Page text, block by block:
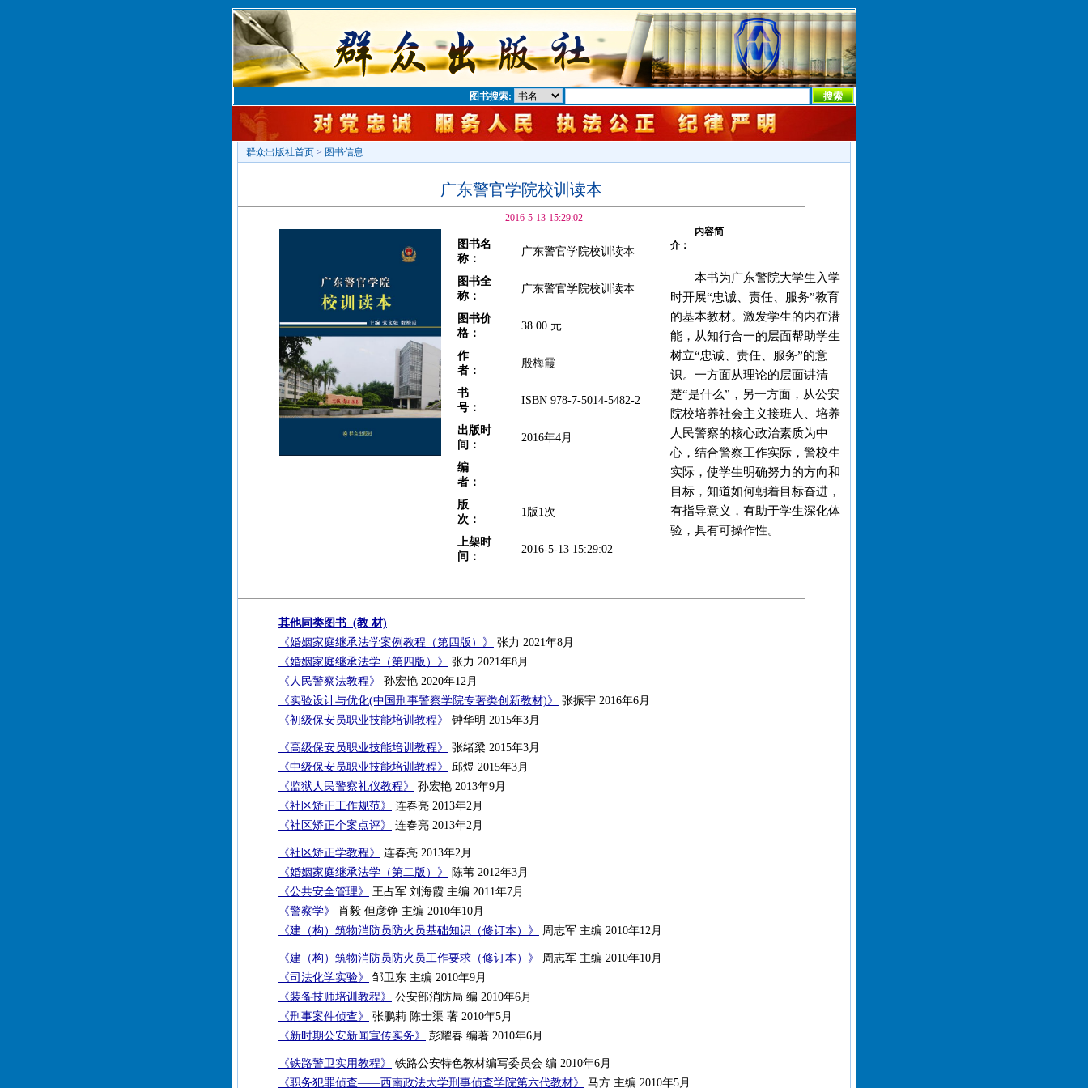
图书搜索:
群众出版社首页 > 图书信息
广东警官学院校训读本
2016-5-13 15:29:02
图书名
称：
广东警官学院校训读本
图书全
称：
广东警官学院校训读本
图书价
格：
38.00 元
作
者：
殷梅霞
书
号：
ISBN 978-7-5014-5482-2
出版时
间：
2016年4月
编
者：
版
次：
1版1次
上架时
间：
2016-5-13 15:29:02
内容简
介：
本书为广东警院大学生入学
时开展“忠诚、责任、服务”教育
的基本教材。激发学生的内在潜
能，从知行合一的层面帮助学生
树立“忠诚、责任、服务”的意
识。一方面从理论的层面讲清
楚“是什么”，另一方面，从公安
院校培养社会主义接班人、培养
人民警察的核心政治素质为中
心，结合警察工作实际，警校生
实际，使学生明确努力的方向和
目标，知道如何朝着目标奋进，
有指导意义，有助于学生深化体
验，具有可操作性。
其他同类图书 (教 材)
《婚姻家庭继承法学案例教程（第四版）》
张力 2021年8月
《婚姻家庭继承法学（第四版）》
张力 2021年8月
《人民警察法教程》
孙宏艳 2020年12月
《实验设计与优化(中国刑事警察学院专著类创新教材)》
张振宇 2016年6月
《初级保安员职业技能培训教程》
钟华明 2015年3月
《高级保安员职业技能培训教程》
张绪梁 2015年3月
《中级保安员职业技能培训教程》
邱煜 2015年3月
《监狱人民警察礼仪教程》
孙宏艳 2013年9月
《社区矫正工作规范》
连春亮 2013年2月
《社区矫正个案点评》
连春亮 2013年2月
《社区矫正学教程》
连春亮 2013年2月
《婚姻家庭继承法学（第二版）》
陈苇 2012年3月
《公共安全管理》
王占军 刘海霞 主编 2011年7月
《警察学》
肖毅 但彦铮 主编 2010年10月
《建（构）筑物消防员防火员基础知识（修订本）》
周志军 主编 2010年12月
《建（构）筑物消防员防火员工作要求（修订本）》
周志军 主编 2010年10月
《司法化学实验》
邹卫东 主编 2010年9月
《装备技师培训教程》
公安部消防局 编 2010年6月
《刑事案件侦查》
张鹏莉 陈士渠 著 2010年5月
《新时期公安新闻宣传实务》
彭耀春 编著 2010年6月
《铁路警卫实用教程》
铁路公安特色教材编写委员会 编 2010年6月
《职务犯罪侦查——西南政法大学刑事侦查学院第六代教材》
马方 主编 2010年5月